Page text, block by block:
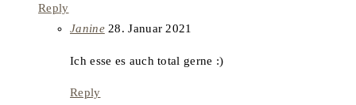
Reply
Janinesays:
28. Januar 2021
Ich esse es auch total gerne :)
Reply